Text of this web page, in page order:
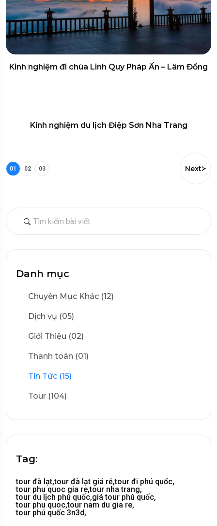
Danh mục
Chuyên Mục Khác (12)
Dịch vụ (05)
Giới Thiệu (02)
Thanh toán (01)
Tin Tức (15)
Tour (104)
Tag:
tour đà lạt,tour đà lạt giá rẻ,tour đi phú quốc,
tour phu quoc gia re,tour nha trang,
tour du lịch phú quốc,giá tour phú quốc,
tour phu quoc,tour nam du gia re,
tour phú quốc 3n3d,
Kinh nghiệm đi chùa Linh Quy Pháp Ấn – Lâm Đồng
Kinh nghiệm du lịch Điệp Sơn Nha Trang
01 02 03 Next